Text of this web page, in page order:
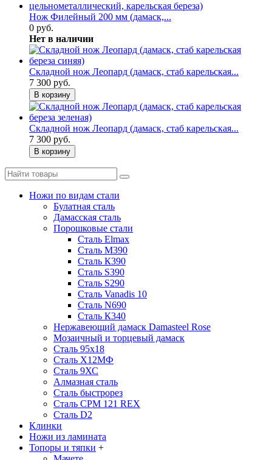
Нож Филейный 200 мм (дамаск,...
0 руб.
Нет в наличии
Складной нож Леопард (дамаск, стаб карельская...
7 300 руб.
В корзину
Складной нож Леопард (дамаск, стаб карельская...
7 300 руб.
В корзину
Ножи по видам стали
Булатная сталь
Дамасская сталь
Порошковые стали
Сталь Elmax
Сталь М390
Сталь К390
Сталь S390
Сталь S290
Сталь Vanadis 10
Сталь N690
Сталь К340
Нержавеющий дамаск Damasteel Rose
Мозаичный и торцевый дамаск
Сталь 95х18
Сталь Х12МФ
Сталь 9ХС
Алмазная сталь
Сталь быстрорез
Сталь CPM 121 REX
Сталь D2
Клинки
Ножи из ламината
Топоры и тяпки +